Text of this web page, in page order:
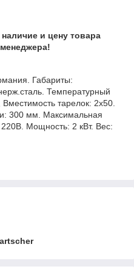
и цену товара
Габариты:
Температурный
тарелок: 2х50.
300 мм. Максимальная
Мощность: 2 кВт. Вес: